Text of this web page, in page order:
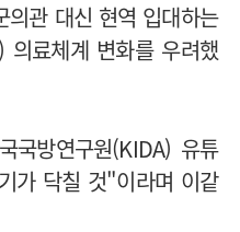
의관 대신 현역 입대하는
료체계 변화를 우려했
국방연구원(KIDA) 유튜
가 닥칠 것"이라며 이같